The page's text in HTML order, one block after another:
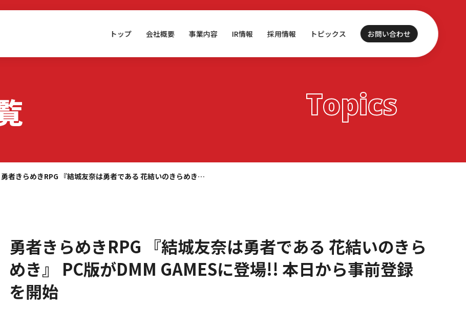
トップ 会社概要 事業内容 IR情報 採用情報 トピックス お問い合わせ
Topics
勇者きらめきRPG 『結城友奈は勇者である 花結いのきらめき…
勇者きらめきRPG 『結城友奈は勇者である 花結いのきら
めき』 PC版がDMM GAMESに登場!! 本日から事前登録
を開始